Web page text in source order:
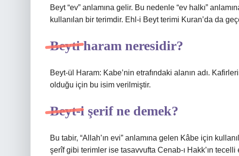
Beyt “ev” anlamına gelir. Bu nedenle “ev halkı”
kullanılan bir terimdir. Ehl-i Beyt terimi Kuran’da da
Beyti haram neresidir?
Beyt-ül Haram: Kabe’nin etrafındaki alanın adı.
olduğu için bu isim verilmiştir.
Beyt-i şerif ne demek?
Bu tabir, “Allah’ın evi” anlamına gelen Kâbe için
şerîf gibi terimler ise tasavvufta Cenab-ı Hakk’ın